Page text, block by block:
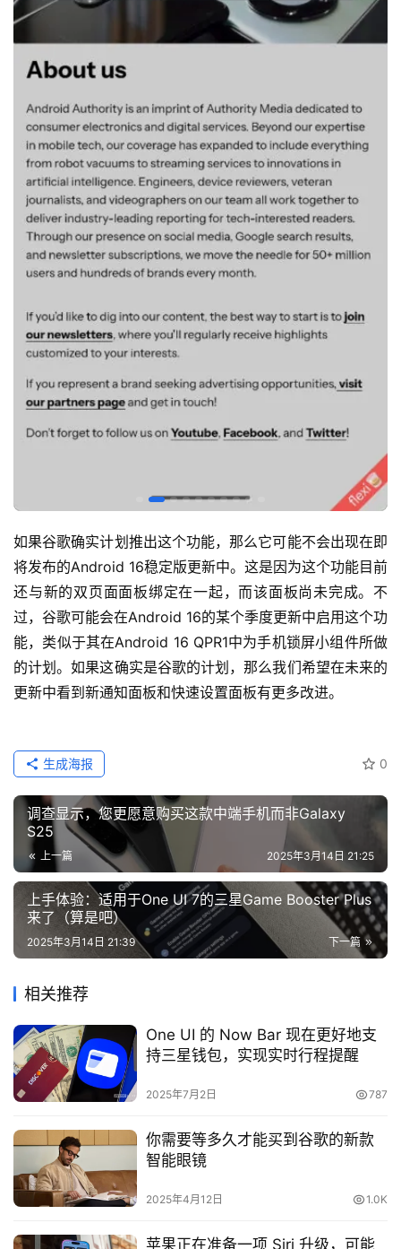
如果谷歌确实计划推出这个功能，那么它可能不会出现在即
将发布的Android 16稳定版更新中。这是因为这个功能目前
还与新的双页面面板绑定在一起，而该面板尚未完成。不
过，谷歌可能会在Android 16的某个季度更新中启用这个功
能，类似于其在Android 16 QPR1中为手机锁屏小组件所做
的计划。如果这确实是谷歌的计划，那么我们希望在未来的
更新中看到新通知面板和快速设置面板有更多改进。
0
生成海报
调查显示，您更愿意购买这款中端手机而非Galaxy
S25
上一篇 2025年3月14日 21:25
上手体验：适用于One UI 7的三星Game Booster Plus
来了（算是吧）
下一篇
2025年3月14日 21:39
相关推荐
One UI 的 Now Bar 现在更好地支
持三星钱包，实现实时行程提醒
2025年7月2日 787
你需要等多久才能买到谷歌的新款
智能眼镜
2025年4月12日 1.0K
苹果正在准备一项 Siri 升级，可能